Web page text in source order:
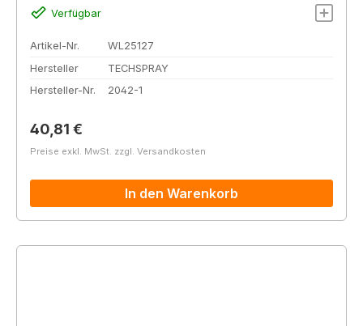
Verfügbar
Artikel-Nr.
WL25127
Hersteller
TECHSPRAY
Hersteller-Nr.
2042-1
Regulärer Preis:
40,81 €
Preise exkl. MwSt. zzgl. Versandkosten
In den Warenkorb